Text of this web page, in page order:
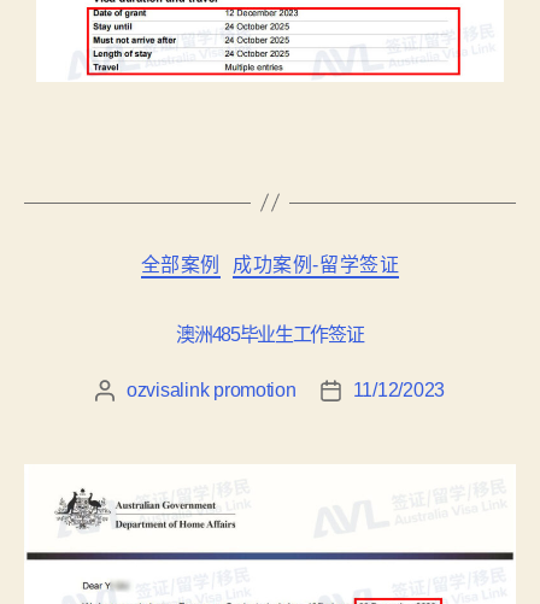
全部案例 成功案例-留学签证
澳洲485毕业生工作签证
ozvisalink promotion 11/12/2023